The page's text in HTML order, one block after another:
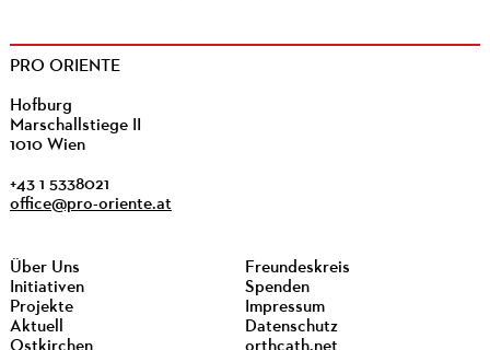
PRO ORIENTE
Hofburg
Marschallstiege II
1010 Wien
+43 1 5338021
office@pro-oriente.at
Über Uns
Initiativen
Projekte
Aktuell
Freundeskreis
Spenden
Impressum
Datenschutz